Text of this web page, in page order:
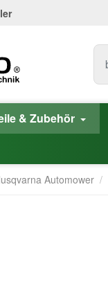
& Zubehör
Automower /